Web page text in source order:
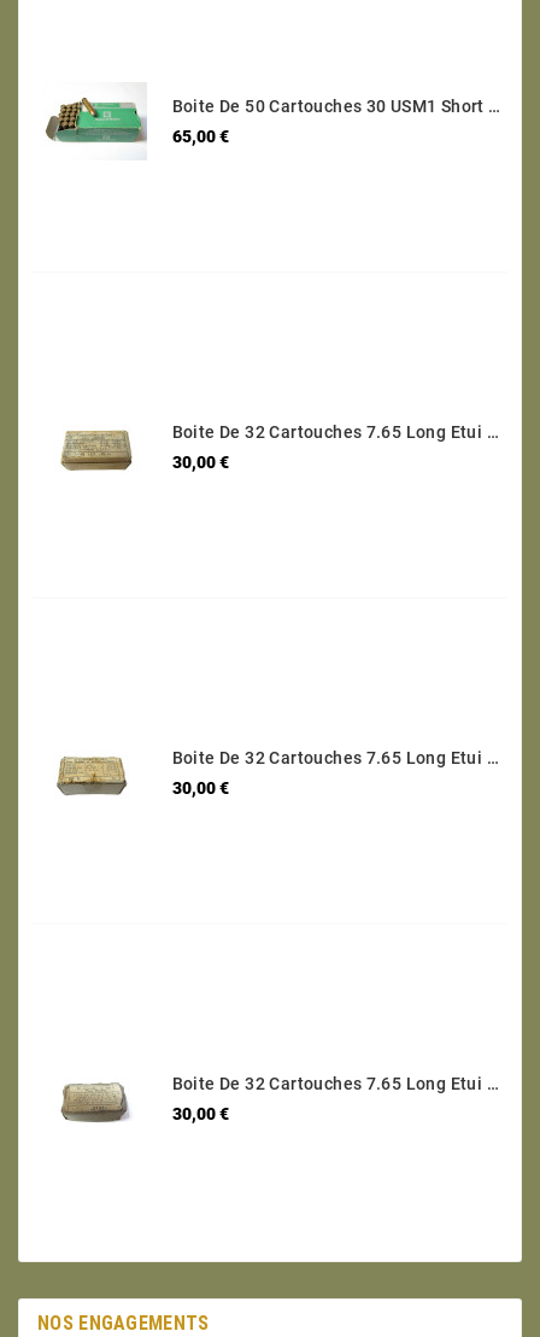
Boite De 50 Cartouches 30 USM1 Short Categorie C
65,00 €Prix
Boite De 32 Cartouches 7.65 Long Etui Laiton Categorie B Ref 95
30,00 €Prix
Boite De 32 Cartouches 7.65 Long Etui Laiton Categorie B Ref 30
30,00 €Prix
Boite De 32 Cartouches 7.65 Long Etui Laiton Categorie B Ref 600
30,00 €Prix
NOS ENGAGEMENTS